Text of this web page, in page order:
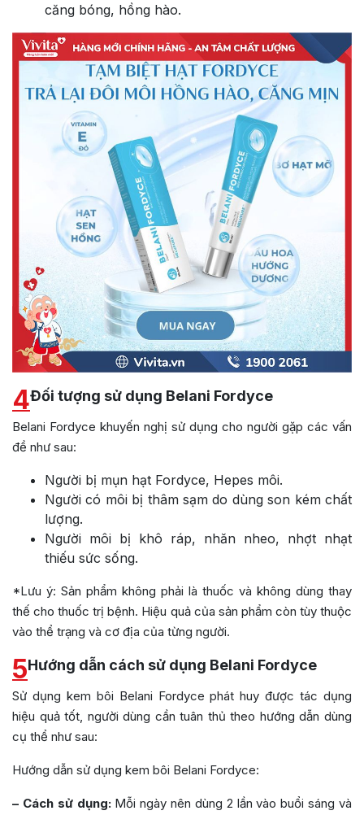
căng bóng, hồng hào.
4Đối tượng sử dụng Belani Fordyce
Belani Fordyce khuyến nghị sử dụng cho người gặp các vấn
đề như sau:
Người bị mụn hạt Fordyce, Hepes môi.
Người có môi bị thâm sạm do dùng son kém chất
lượng.
Người môi bị khô ráp, nhăn nheo, nhợt nhạt
thiếu sức sống.
*Lưu ý: Sản phẩm không phải là thuốc và không dùng thay
thế cho thuốc trị bệnh. Hiệu quả của sản phẩm còn tùy thuộc
vào thể trạng và cơ địa của từng người.
5Hướng dẫn cách sử dụng Belani Fordyce
Sử dụng kem bôi Belani Fordyce phát huy được tác dụng
hiệu quả tốt, người dùng cần tuân thủ theo hướng dẫn dùng
cụ thể như sau:
Hướng dẫn sử dụng kem bôi Belani Fordyce:
– Cách sử dụng:Mỗi ngày nên dùng 2 lần vào buổi sáng và